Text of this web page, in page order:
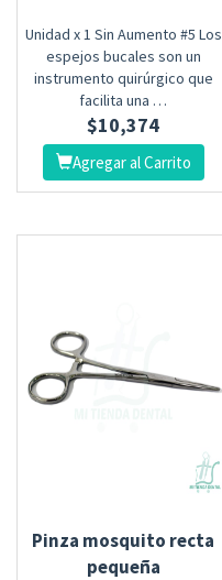
Unidad x 1 Sin Aumento #5 Los
espejos bucales son un
instrumento quirúrgico que
facilita una …
$10,374
Agregar al Carrito
Pinza mosquito recta
pequeña